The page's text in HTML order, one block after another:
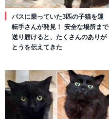
バスに乗っていた3匹の子猫を運
転手さんが発見！ 安全な場所まで
送り届けると、たくさんのありが
とうを伝えてきた